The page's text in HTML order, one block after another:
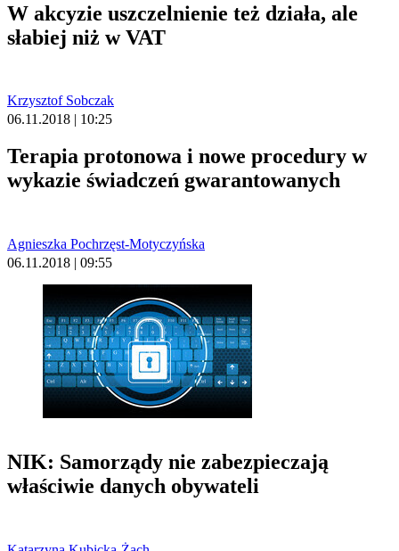
W akcyzie uszczelnienie też działa, ale
słabiej niż w VAT
Krzysztof Sobczak
06.11.2018 | 10:25
Terapia protonowa i nowe procedury w
wykazie świadczeń gwarantowanych
Agnieszka Pochrzęst-Motyczyńska
06.11.2018 | 09:55
NIK: Samorządy nie zabezpieczają
właściwie danych obywateli